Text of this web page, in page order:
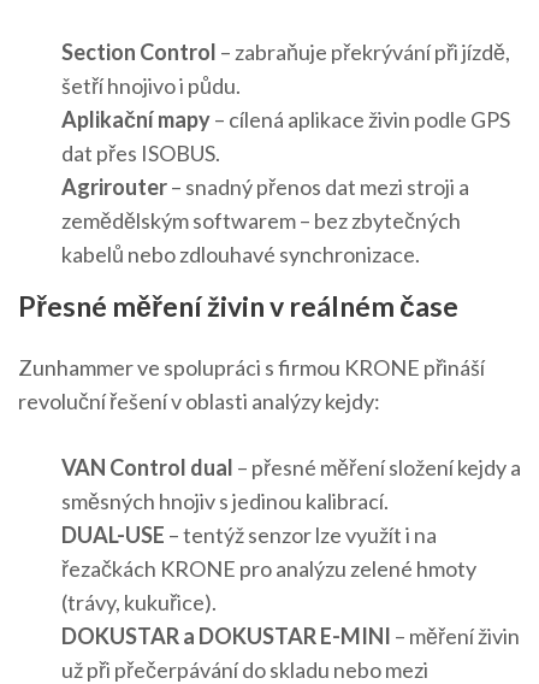
Section Control – zabraňuje překrývání při jízdě,
šetří hnojivo i půdu.
Aplikační mapy– cílená aplikace živin podle GPS
dat přes ISOBUS.
Agrirouter– snadný přenos dat mezi stroji a
zemědělským softwarem – bez zbytečných
kabelů nebo zdlouhavé synchronizace.
Přesné měření živin v reálném čase
Zunhammer ve spolupráci s firmou KRONE přináší
revoluční řešení v oblasti analýzy kejdy:
VAN Control dual – přesné měření složení kejdy a
směsných hnojiv s jedinou kalibrací.
DUAL-USE – tentýž senzor lze využít i na
řezačkách KRONE pro analýzu zelené hmoty
(trávy, kukuřice).
DOKUSTAR a DOKUSTAR E-MINI – měření živin
už při přečerpávání do skladu nebo mezi